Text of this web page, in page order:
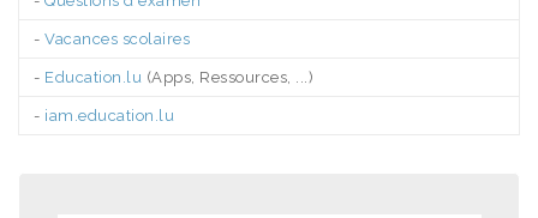
- Vacances scolaires
- Education.lu (Apps, Ressources, ...)
- iam.education.lu